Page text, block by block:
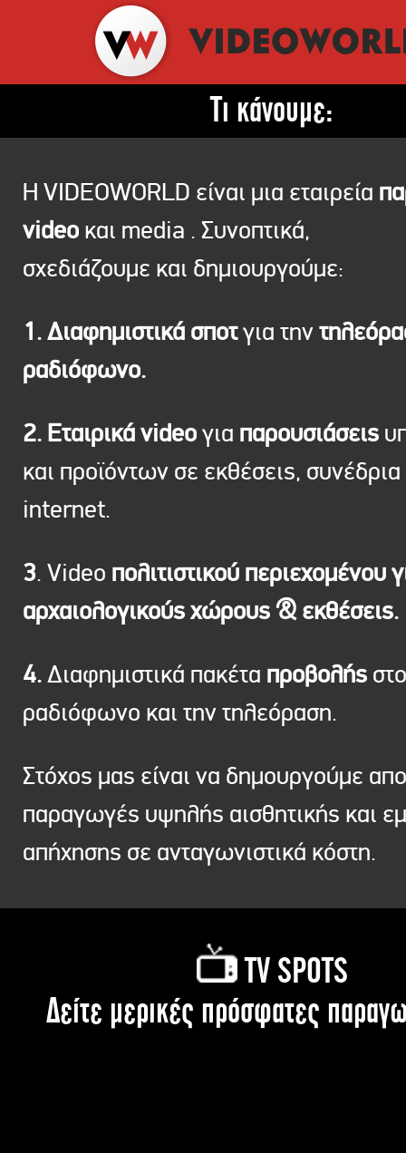
Τι κάνουμε:
Η VIDEOWORLD είναι μια εταιρεία
video και media . Συνοπτικά,
σχεδιάζουμε και δημιουργούμε:
1. Διαφημιστικά σποτγια την
ραδιόφωνο.
2. Εταιρικά videoγια παρουσιάσεις
και προϊόντων σε εκθέσεις, συνέδρια
internet.
3. Video πολιτιστικού περιεχομένου
αρχαιολογικούς χώρους & εκθέσεις.
4.Διαφημιστικά πακέτα προβολής στο
ραδιόφωνο και την τηλεόραση.
Στόχος μας είναι να δημουργούμε
παραγωγές υψηλής αισθητικής και
απήχησης σε ανταγωνιστικά κόστη.
TV SPOTS
Δείτε μερικές πρόσφατες